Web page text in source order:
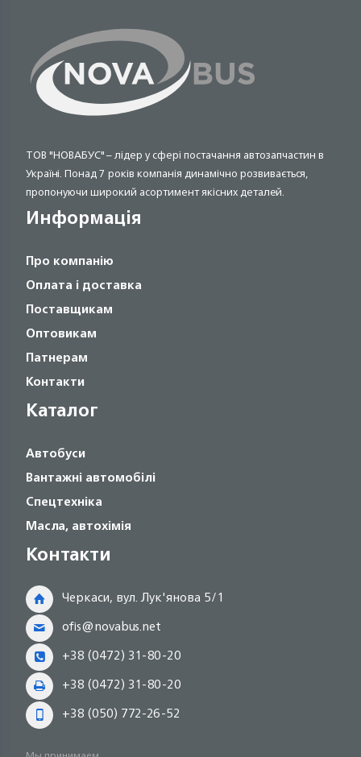
ТОВ "НОВАБУС" – лідер у сфері постачання автозапчастин в
Україні. Понад 7 років компанія динамічно розвивається,
пропонуючи широкий асортимент якісних деталей.
Информація
Про компанію
Оплата і доставка
Поставщикам
Оптовикам
Патнерам
Контакти
Каталог
Автобуси
Вантажні автомобілі
Спецтехніка
Масла, автохімія
Контакти
Черкаси, вул. Лук'янова 5/1
ofis@novabus.net
+38 (0472) 31-80-20
+38 (0472) 31-80-20
+38 (050) 772-26-52